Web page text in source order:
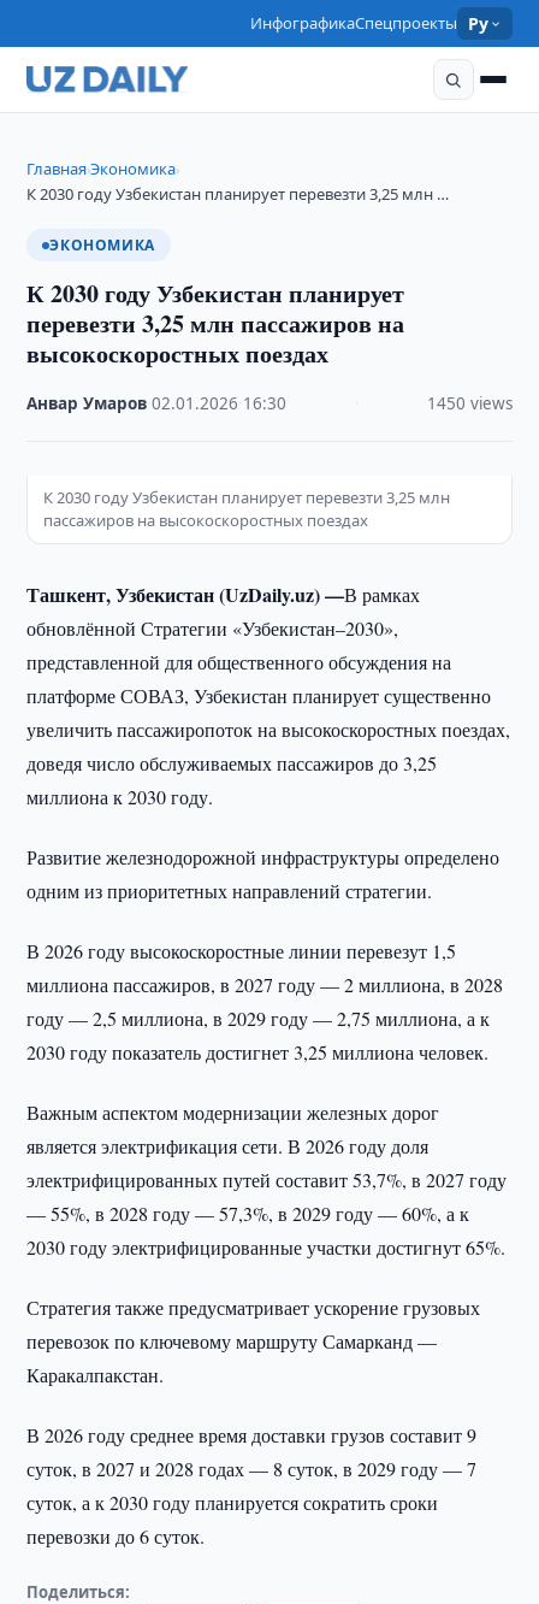
ИнфографикаСпецпроекты Ру
Главная›Экономика›
К 2030 году Узбекистан планирует перевезти 3,25 млн …
ЭКОНОМИКА
К 2030 году Узбекистан планирует
перевезти 3,25 млн пассажиров на
высокоскоростных поездах
Анвар Умаров ·02.01.2026 16:30 1450 views
К 2030 году Узбекистан планирует перевезти 3,25 млн
пассажиров на высокоскоростных поездах
Ташкент, Узбекистан (UzDaily.uz) —В рамках
обновлённой Стратегии «Узбекистан–2030»,
представленной для общественного обсуждения на
платформе СОВАЗ, Узбекистан планирует существенно
увеличить пассажиропоток на высокоскоростных поездах,
доведя число обслуживаемых пассажиров до 3,25
миллиона к 2030 году.
Развитие железнодорожной инфраструктуры определено
одним из приоритетных направлений стратегии.
В 2026 году высокоскоростные линии перевезут 1,5
миллиона пассажиров, в 2027 году — 2 миллиона, в 2028
году — 2,5 миллиона, в 2029 году — 2,75 миллиона, а к
2030 году показатель достигнет 3,25 миллиона человек.
Важным аспектом модернизации железных дорог
является электрификация сети. В 2026 году доля
электрифицированных путей составит 53,7%, в 2027 году
— 55%, в 2028 году — 57,3%, в 2029 году — 60%, а к
2030 году электрифицированные участки достигнут 65%.
Стратегия также предусматривает ускорение грузовых
перевозок по ключевому маршруту Самарканд —
Каракалпакстан.
В 2026 году среднее время доставки грузов составит 9
суток, в 2027 и 2028 годах — 8 суток, в 2029 году — 7
суток, а к 2030 году планируется сократить сроки
перевозки до 6 суток.
Поделиться: